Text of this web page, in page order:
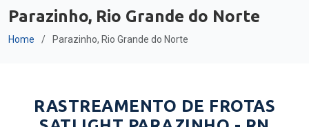
Parazinho, Rio Grande do Norte
Home Parazinho, Rio Grande do Norte
RASTREAMENTO DE FROTAS